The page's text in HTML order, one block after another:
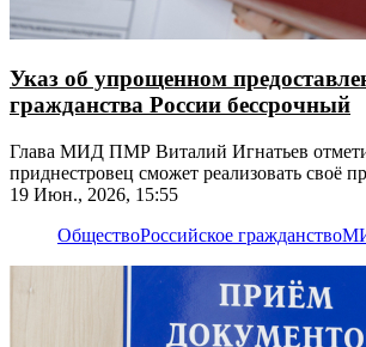
Указ об упрощенном
гражданства России бессрочный
Глава МИД ПМР Виталий Игнатьев
приднестровец сможет реализовать своё
гражданства РФ в упрощённом порядке
19 Июн., 2026, 15:55
ОбществоРоссийское гражданство